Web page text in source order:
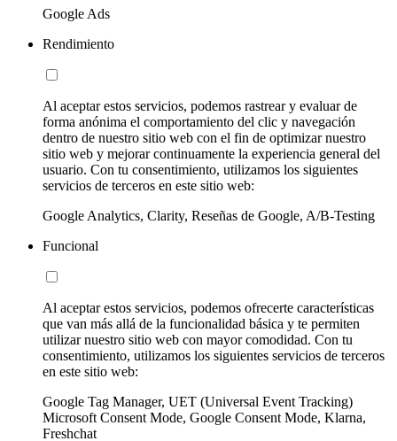
Google Ads
Rendimiento
Al aceptar estos servicios, podemos rastrear y evaluar de
forma anónima el comportamiento del clic y navegación
dentro de nuestro sitio web con el fin de optimizar nuestro
sitio web y mejorar continuamente la experiencia general del
usuario. Con tu consentimiento, utilizamos los siguientes
servicios de terceros en este sitio web:
Google Analytics, Clarity, Reseñas de Google, A/B-Testing
Funcional
Al aceptar estos servicios, podemos ofrecerte características
que van más allá de la funcionalidad básica y te permiten
utilizar nuestro sitio web con mayor comodidad. Con tu
consentimiento, utilizamos los siguientes servicios de terceros
en este sitio web:
Google Tag Manager, UET (Universal Event Tracking)
Microsoft Consent Mode, Google Consent Mode, Klarna,
Freshchat